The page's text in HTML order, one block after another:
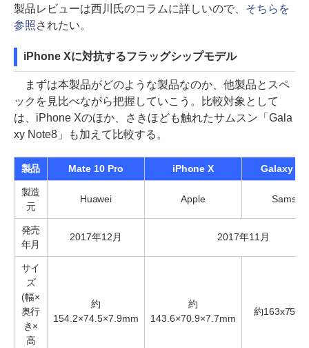
製品レビューは西川氏のコラムに詳しいので、 そちらを
参照 されたい。
iPhone Xに対抗するフラッグシップモデル
まずは本製品がどのような製品なのか、他製品とスペ
ックを見比べながら把握していこう。比較対象として
は、iPhone Xのほか、さきほども触れたサムスン「Gala
xy Note8」も加えて比較する。
製品 Mate 10 Pro iPhone X Galaxy
製造
元
Huawei Apple
発売
年月
2017年12月 2017年11月
サイ
ズ
(幅×
奥行
き×
高
約
154.2×74.5×7.9mm
約
143.6×70.9×7.7mm
約